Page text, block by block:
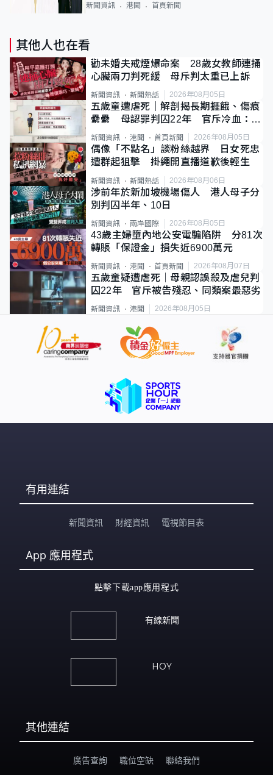
新聞資訊 港聞 首頁新聞
其他人也在看
勸未婚夫戒煙爆命案 28歲女教師連捅
心臟兩刀判死緩 母斥判太重已上訴
新聞資訊 新聞熱話 2026年08月05日
五歲童遭虐死｜解剖揭長期捱餓、傷痕
纍纍 母認罪判囚22年 官斥冷血：同
類案最惡劣
新聞資訊 港聞 首頁新聞 2026年08月05日
偶像「不點名」談粉絲越界 日女死忠
遭群起狙擊 掛繩開直播道歉後輕生
新聞資訊 新聞熱話 2026年08月06日
涉前年於新加坡機場傷人 港人母子分
別判囚半年、10日
新聞資訊 兩岸國際 2026年08月05日
43歲主婦墮內地公安電騙陷阱 分81次
轉賬「保證金」損失近6900萬元
新聞資訊 港聞 首頁新聞 2026年08月07日
五歲童疑遭虐死｜母親認誤殺及虐兒判
囚22年 官斥被告殘忍、同類案最惡劣
新聞資訊 港聞 2026年08月05日
有用連結
新聞資訊 財經資訊 電視節目表
App 應用程式
點擊下載app應用程式
有線新聞
HOY
其他連結
廣告查詢 職位空缺 聯絡我們